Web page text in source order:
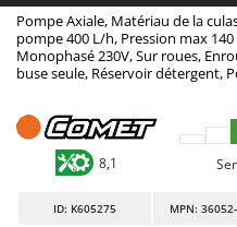
Aspirateurs - Balais
Aspirateurs à cendres
Aspirateurs à feuilles
Aspirateurs de piscine
Aspirateurs
Atomiseurs agricoles
Atomiseurs pour
Aima
Airmec
AL-KO
ALA 2000
Alce
Alpina
Ama
Pompe Axiale, Matériau de la
pompe 400 L/h, Pression max
Monophasé 230V, Sur roues,
buse seule, Réservoir détergent,
8,1
ID: K605275 MPN: